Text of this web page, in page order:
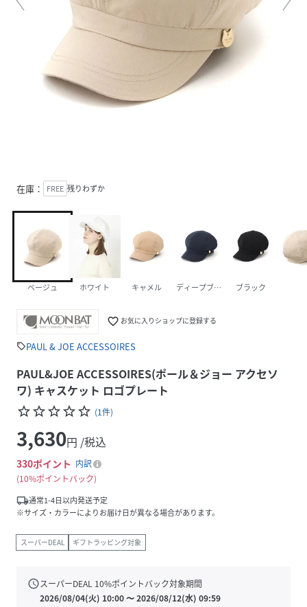
在庫： FREE 残りわずか
ベージュ ホワイト キャメル ディープブルー ブラック
favorite_border お気に入りショップに登録する
sellPAUL & JOE ACCESSOIRES
PAUL&JOE ACCESSOIRES(ポール＆ジョー アクセソ
ワ) キャスケット ロゴプレート
star_borderstar_borderstar_borderstar_borderstar_border (1件)
3,630円 /税込
330ポイント 内訳
10%ポイントバック
local_shipping通常1-4日以内発送予定
※サイズ・カラーによりお届け日が異なる場合があります。
スーパーDEAL ギフトラッピング対象
scheduleスーパーDEAL 10%ポイントバック対象期間
2026/08/04(火) 10:00〜2026/08/12(水) 09:59